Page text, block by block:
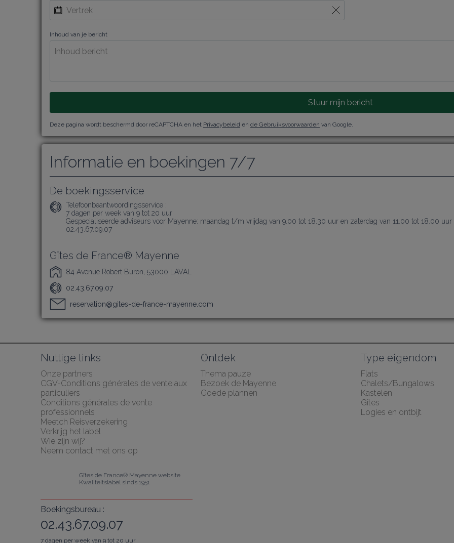
Inhoud van je bericht
Stuur mijn bericht
Deze pagina wordt beschermd door reCAPTCHA en het Privacybeleid en de Gebruiksvoorwaarden van Google.
Informatie en boekingen 7/7
De boekingsservice
Telefoonbeantwoordingsservice :
7 dagen per week van 9 tot 20 uur
Gespecialiseerde adviseurs voor Mayenne: maandag t/m vrijdag van 9.00 tot 18.30 uur en zaterdag van 11.00 tot 18.00 uur
02.43.67.09.07
Gîtes de France® Mayenne
84 Avenue Robert Buron, 53000 LAVAL
02.43.67.09.07
reservation@gites-de-france-mayenne.com
Nuttige links
Onze partners
CGV-Conditions générales de vente aux
particuliers
Conditions générales de vente
professionnels
Meetch Reisverzekering
Verkrijg het label
Wie zijn wij?
Neem contact met ons op
Ontdek
Thema pauze
Bezoek de Mayenne
Goede plannen
Type eigendom
Flats
Chalets/Bungalows
Kastelen
Gîtes
Logies en ontbijt
Gîtes de France® Mayenne website
Kwaliteitslabel sinds 1951
Boekingsbureau :
02.43.67.09.07
7 dagen per week van 9 tot 20 uur